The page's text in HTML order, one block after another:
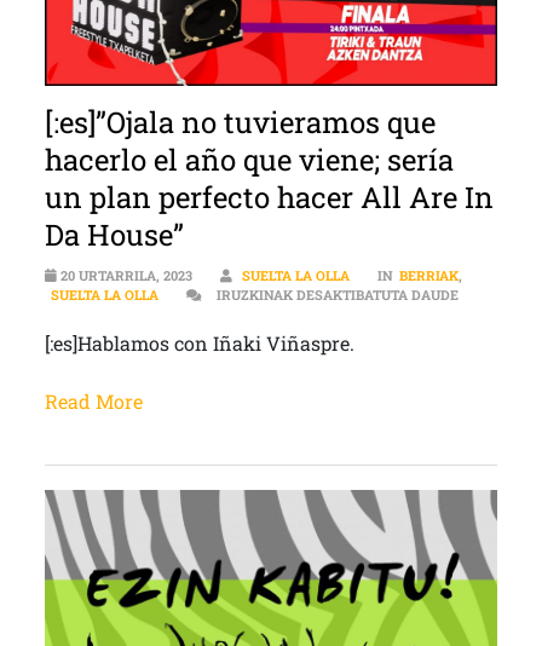
[:es]”Ojala no tuvieramos que
hacerlo el año que viene; sería
un plan perfecto hacer All Are In
Da House”
20 URTARRILA, 2023 SUELTA LA OLLA IN BERRIAK,
SUELTA LA OLLA
IRUZKINAK DESAKTIBATUTA DAUDE[:ES]”OJALA
[:es]Hablamos con Iñaki Viñaspre.
Read More